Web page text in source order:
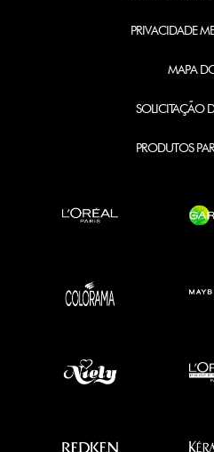
PRIVACIDADE
MAPA
SOLICITAÇÃO
PRODUTOS